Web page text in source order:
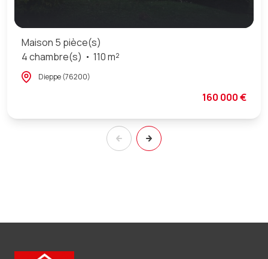
Maison 5 pièce(s)
4 chambre(s)
110 m²
Dieppe (76200)
160 000 €